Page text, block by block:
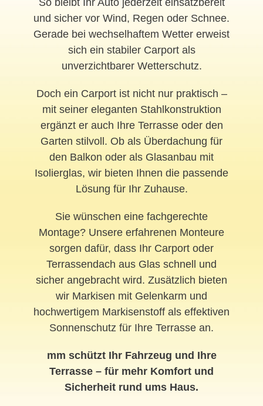
und sicher vor Wind, Regen oder Schnee.
Gerade bei wechselhaftem Wetter erweist
sich ein stabiler Carport als
unverzichtbarer Wetterschutz.
Doch ein Carport ist nicht nur praktisch –
mit seiner eleganten Stahlkonstruktion
ergänzt er auch Ihre Terrasse oder den
Garten stilvoll. Ob als Überdachung für
den Balkon oder als Glasanbau mit
Isolierglas, wir bieten Ihnen die passende
Lösung für Ihr Zuhause.
Sie wünschen eine fachgerechte
Montage? Unsere erfahrenen Monteure
sorgen dafür, dass Ihr Carport oder
Terrassendach aus Glas schnell und
sicher angebracht wird. Zusätzlich bieten
wir Markisen mit Gelenkarm und
hochwertigem Markisenstoff als effektiven
Sonnenschutz für Ihre Terrasse an.
mm schützt Ihr Fahrzeug und Ihre
Terrasse – für mehr Komfort und
Sicherheit rund ums Haus.